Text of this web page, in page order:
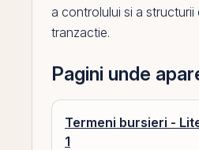
a controlului si a
tranzactie.
Pagini unde
Termeni bursieri -
1